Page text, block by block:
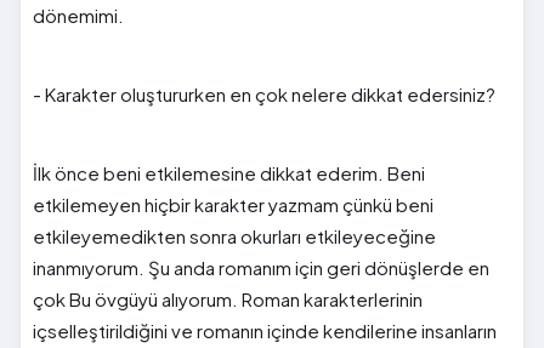
dönemimi.
- Karakter oluştururken en çok nelere dikkat edersiniz?
İlk önce beni etkilemesine dikkat ederim. Beni
etkilemeyen hiçbir karakter yazmam çünkü beni
etkileyemedikten sonra okurları etkileyeceğine
inanmıyorum. Şu anda romanım için geri dönüşlerde en
çok Bu övgüyü alıyorum. Roman karakterlerinin
içselleştirildiğini ve romanın içinde kendilerine insanların